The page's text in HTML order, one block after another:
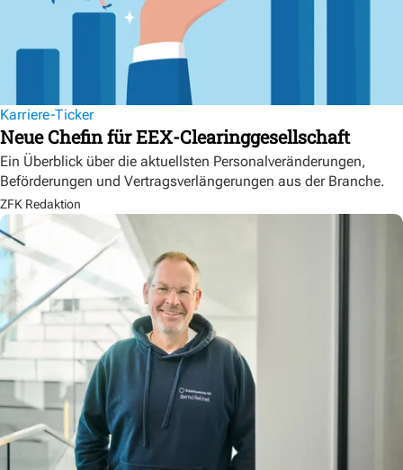
Karriere-Ticker
Neue Chefin für EEX-Clearinggesellschaft
Ein Überblick über die aktuellsten Personalveränderungen,
Beförderungen und Vertragsverlängerungen aus der Branche.
ZFK Redaktion